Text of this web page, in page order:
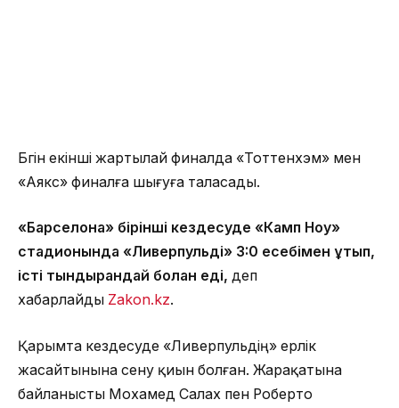
Бүгін екінші жартылай финалда «Тоттенхэм» мен
«Аякс» финалға шығуға таласады.
«Барселона» бірінші кездесуде «Камп Ноу»
стадионында «Ливерпульді» 3:0 есебімен ұтып,
істі тындырғандай болған еді, деп
хабарлайды Zakon.kz.
Қарымта кездесуде «Ливерпульдің» ерлік
жасайтынына сену қиын болған. Жарақатына
байланысты Мохамед Салах пен Роберто